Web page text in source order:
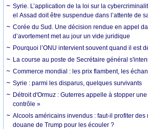
Syrie. L’application de la loi sur la
el Assad doit être suspendue dans l’attente de
Corée du Sud. Une décision rendue en appel
d’avortement met au jour un vide juridique
Pourquoi l’ONU intervient souvent quand il est
La course au poste de Secrétaire général
Commerce mondial : les prix flambent, les
Syrie : parmi les disparus, quelques survivants
Détroit d'Ormuz : Guterres appelle à stopper
contrôle »
Alcools américains invendus : faut-il profiter des
douane de Trump pour les écouler ?